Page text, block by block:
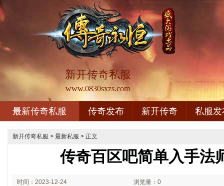
新开传奇私服
www.0830sxzs.com
最新传奇私服 传奇发布 新开传奇 私服发
新开传奇私服 > 最新私服 > 正文
传奇百区吧简单入手法
时间：2023-12-24 浏览量：0